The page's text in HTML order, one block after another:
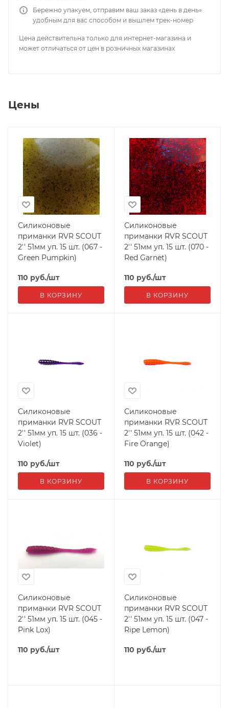
Бережно упакуем, отправим ваш заказ «день в день»
удобным для вас способом и вышлем трек-номер
Цена действительна только для интернет-магазина и
может отличаться от цен в розничных магазинах
Цены
Силиконовые
приманки RVR SCOUT
2'' 51мм уп. 15 шт. (067 -
Green Pumpkin)
110 руб./шт
В КОРЗИНУ
Силиконовые
приманки RVR SCOUT
2'' 51мм уп. 15 шт. (070 -
Red Garnet)
110 руб./шт
В КОРЗИНУ
Силиконовые
приманки RVR SCOUT
2'' 51мм уп. 15 шт. (036 -
Violet)
110 руб./шт
В КОРЗИНУ
Силиконовые
приманки RVR SCOUT
2'' 51мм уп. 15 шт. (042 -
Fire Orange)
110 руб./шт
В КОРЗИНУ
Силиконовые
приманки RVR SCOUT
2'' 51мм уп. 15 шт. (045 -
Pink Lox)
110 руб./шт
Силиконовые
приманки RVR SCOUT
2'' 51мм уп. 15 шт. (047 -
Ripe Lemon)
110 руб./шт